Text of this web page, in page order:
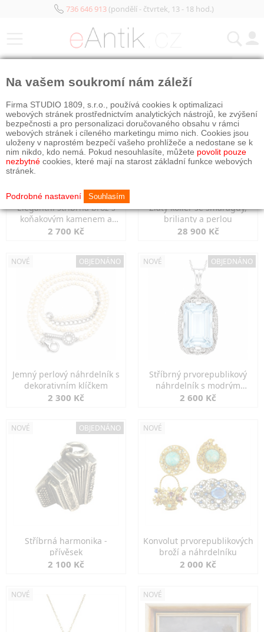
736 646 913(pondělí - čtvrtek, 13 - 18 hod.)
Elegantní stříbrná brož s
koňakovým kamenem a
markazity
2 700 Kč
Zlatý kolier se smaragdy,
brilianty a perlou
28 900 Kč
NOVÉ OBJEDNÁNO
Jemný perlový náhrdelník s
dekorativním klíčkem
2 300 Kč
NOVÉ OBJEDNÁNO
Stříbrný prvorepublikový
náhrdelník s modrým
spinelem
2 600 Kč
NOVÉ OBJEDNÁNO
Stříbrná harmonika -
přívěsek
2 100 Kč
NOVÉ
Konvolut prvorepublikových
broží a náhrdelníku
2 000 Kč
NOVÉ NOVÉ
Na vašem soukromí nám záleží
Firma STUDIO 1809, s.r.o., používá cookies k optimalizaci
webových stránek prostřednictvím analytických nástrojů, ke zvýšení
bezpečnosti a pro personalizaci doručovaného obsahu v rámci
webových stránek i cíleného marketingu mimo nich. Cookies jsou
uloženy v naprostém bezpečí vašeho prohlížeče a nedostane se k
nim nikdo, kdo nemá. Pokud nesouhlasíte, můžete povolit pouze
nezbytné cookies, které mají na starost základní funkce webových
stránek.
Podrobné nastavení Souhlasím